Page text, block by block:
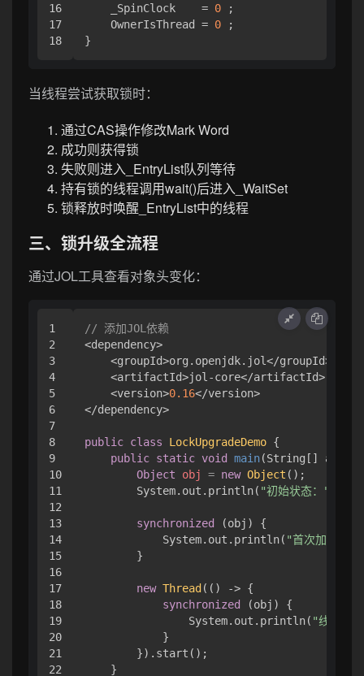
16
17
    _SpinClock    =
0 ;
    OwnerIsThread =
0 ;
当线程尝试获取锁时：
通过CAS操作修改Mark Word
成功则获得锁
失败则进入_EntryList队列等待
持有锁的线程调用wait()后进入_WaitSet
锁释放时唤醒_EntryList中的线程
三、锁升级全流程
通过JOL工具查看对象头变化：
1
2
3
4
5
6
7
8
9
10
11
12
13
14
15
16
17
18
19
20
21
22
// 添加JOL依赖
<dependency>
    <groupId>org.openjdk.jol</groupId>
    <artifactId>jol-core</artifactId>
    <version>
0.16</version>
</dependency>
public class LockUpgradeDemo {
public static void main(String[] args)
Object
obj = new Object ();
        System.out.println(
"初始状态："
synchronized
(obj) {
            System.out.println(
"首次加锁："
        }
new Thread (() -> {
synchronized
(obj) {
                System.out.println(
"线程竞
            }
        }).start();
    }